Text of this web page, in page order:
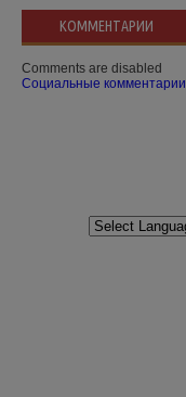
КОММЕНТАРИИ
Comments are disabled
Социальные комментарии